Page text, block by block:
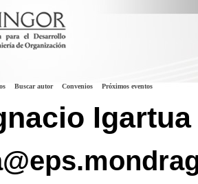
Buscar autor Convenios Próximos eventos